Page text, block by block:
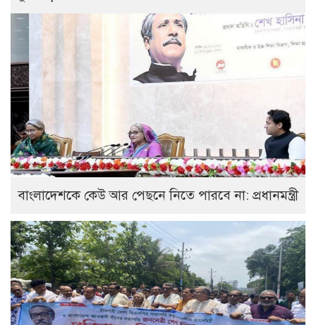
বাংলাদেশকে কেউ আর পেছনে নিতে পারবে না: প্রধানমন্ত্রী